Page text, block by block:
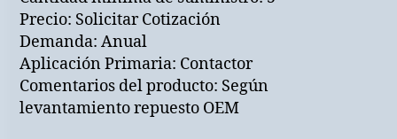
Precio: Solicitar Cotización
Demanda: Anual
Aplicación Primaria: Contactor
Comentarios del producto: Según
levantamiento repuesto OEM